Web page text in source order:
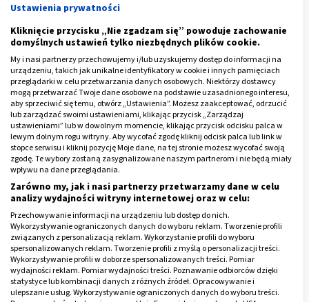
polskiej (ok. 17-18 tys. zachorowań rocznie), cechując
się przy tym bardzo wysoką śmiertelnością.
Najczęstszą przyczyną RJG są czynniki środowiskowe,
związane z niewłaściwym stylem życia. Wymienić wśród
nich można m.in. dietę bogatą w tłuszcze nasycone i
trans, a także palenie papierosów.
Jednak około 30 procent przypadków todziedziczny
rak jelita grubego.W tej grupie wyróżnia się dwa
podstawowe typy:
związany z polipowatością, czyli występowaniem
narośli, które ewoluując mogą się przekształcić w
gruczolakoraki (polipowatość rodzinna:zespoły
Gardnera, Zankasa, Turcota, Peutz-Jeghersa i
polipowatości młodzieńczej);
dziedziczny niepolipowaty rak jelita grubego, czyli
Ustawienia prywatności
Kliknięcie przycisku „Nie zgadzam się” powoduje zachowanie
domyślnych ustawień tylko niezbędnych plików cookie.
My i nasi partnerzy przechowujemy i/lub uzyskujemy dostęp do informacji na
urządzeniu, takich jak unikalne identyfikatory w cookie i innych pamięciach
przeglądarki w celu przetwarzania danych osobowych. Niektórzy dostawcy
mogą przetwarzać Twoje dane osobowe na podstawie uzasadnionego interesu,
aby sprzeciwić się temu, otwórz „Ustawienia”. Możesz zaakceptować, odrzucić
lub zarządzać swoimi ustawieniami, klikając przycisk „Zarządzaj
ustawieniami” lub w dowolnym momencie, klikając przycisk odcisku palca w
lewym dolnym rogu witryny. Aby wycofać zgodę kliknij odcisk palca lub link w
stopce serwisu i kliknij pozycję Moje dane, na tej stronie możesz wycofać swoją
zgodę. Te wybory zostaną zasygnalizowane naszym partnerom i nie będą miały
wpływu na dane przeglądania.
Zarówno my, jak i nasi partnerzy przetwarzamy dane w celu
analizy wydajności witryny internetowej oraz w celu:
Przechowywanie informacji na urządzeniu lub dostęp do nich.
Wykorzystywanie ograniczonych danych do wyboru reklam. Tworzenie profili
związanych z personalizacją reklam. Wykorzystanie profili do wyboru
spersonalizowanych reklam. Tworzenie profili z myślą o personalizacji treści.
Wykorzystywanie profili w doborze spersonalizowanych treści. Pomiar
wydajności reklam. Pomiar wydajności treści. Poznawanie odbiorców dzięki
statystyce lub kombinacji danych z różnych źródeł. Opracowywanie i
ulepszanie usług. Wykorzystywanie ograniczonych danych do wyboru treści.